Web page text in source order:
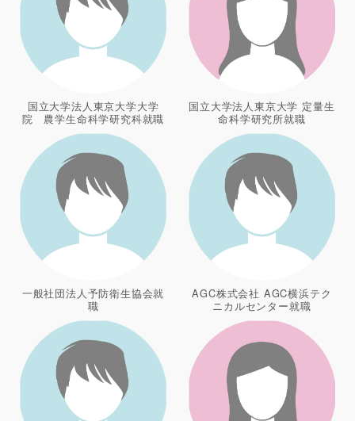
国立大学法人東京大学大学
院 農学生命科学研究科就職
国立大学法人東京大学 定量生
命科学研究所就職
一般社団法人予防衛生協会就
職
AGC株式会社 AGC横浜テク
ニカルセンター就職